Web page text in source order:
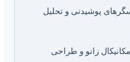
پوشیدنی و تحلیل
زانو و طراحی